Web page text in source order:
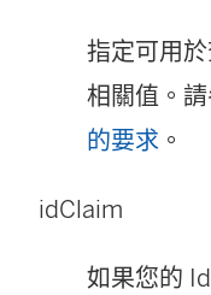
指定可用
相關值。請
的要求 。
idClaim
如果您的